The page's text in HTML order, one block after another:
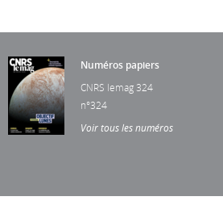
Numéros papiers
CNRS lemag 324
n°324
Voir tous les numéros